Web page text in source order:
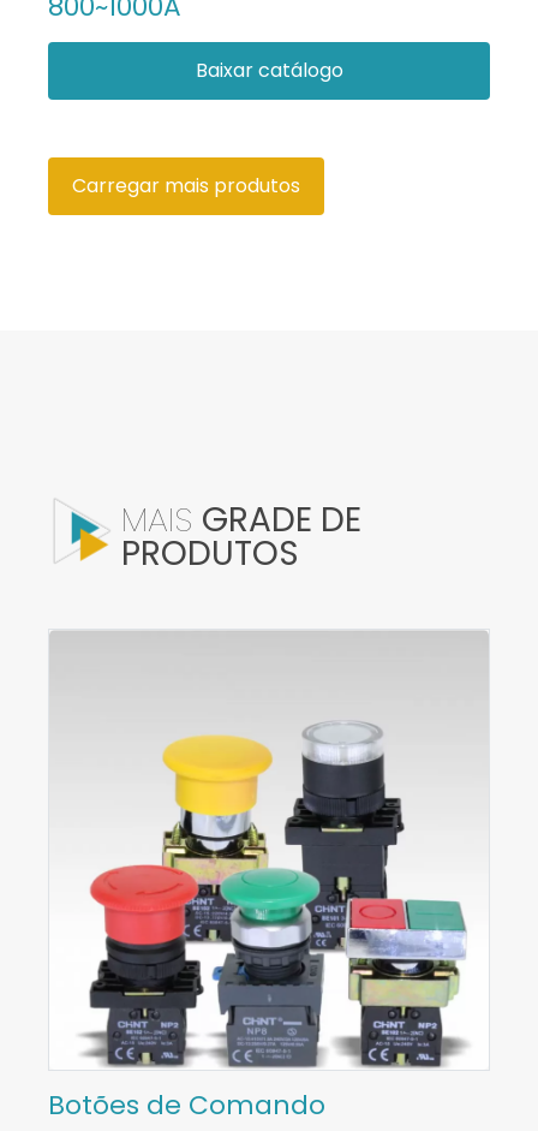
Baixar catálogo
Carregar mais produtos
MAIS GRADE DE
PRODUTOS
Botões de Comando